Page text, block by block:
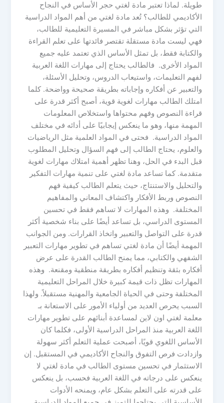
طويلة. لماذا تعتبر مادة لغتي حجر الأساس في النجاح
الأكاديمي للطالب؟ تُعد مادة لغتي من أهم المواد الدراسية
التي تؤثر بشكل مباشر في المسيرة التعليمية للطالب،
فهي ليست مادة مستقلة تقتصر فائدتها على تعلم القراءة
والكتابة فقط، بل تمثل الأساس الذي تعتمد عليه جميع
المواد الأخرى. فالطالب يحتاج إلى مهارات اللغة العربية
لفهم التعليمات، واستيعاب الدروس، وتحليل الأسئلة،
والتعبير عن أفكاره وإجاباته بطريقة صحيحة وواضحة. كلما
امتلك الطالب مهارات لغوية قوية، أصبح أكثر قدرة على
قراءة النصوص وفهم محتواها واستخلاص المعلومات
المهمة منها، وهو ما ينعكس إيجابيًا على أدائه في مختلف
المواد الدراسية. فحتى في المواد العلمية مثل الرياضيات
والعلوم، يحتاج الطالب إلى فهم السؤال وتحليل المطلوب
قبل البدء في الحل، وهنا تظهر أهمية امتلاك مهارات لغوية
متقدمة. كما تساعد مادة لغتي على تنمية مهارات التفكير
والتحليل والاستنتاج، حيث يتعلم الطالب كيفية فهم
النصوص وربط الأفكار واكتشاف المعاني والمفاهيم
المختلفة. وهذه المهارات لا تساهم فقط في تحسين
المستوى الدراسي، بل تساعد أيضًا على بناء شخصية أكثر
قدرة على التواصل والتعبير واتخاذ القرارات. ومن الجوانب
المهمة أيضًا أن مادة لغتي تساهم في تطوير مهارات التعبير
الشفهي والكتابي، مما يمنح الطالب القدرة على عرض
أفكاره بثقة وتنظيم أفكاره بطريقة منطقية ومقنعة. وهذه
المهارات تظل ذات قيمة كبيرة خلال المراحل التعليمية
المختلفة وحتى في الحياة الجامعية والمهنية مستقبلاً. ولهذا
السبب يحرص العديد من أولياء الأمور على الاستعانة بـ
معلمة لغتي اون لاين لمساعدة أبنائهم على تطوير مهارات
اللغة العربية منذ المراحل الدراسية الأولى، فكلما كان
الأساس اللغوي قويًا، أصبحت عملية التعلم أكثر سهولة
وازدادت فرص التفوق والنجاح الأكاديمي في المستقبل. إن
الاستثمار في تحسين مستوى الطالب في مادة لغتي لا
ينعكس على درجاته في اللغة العربية فحسب، بل ينعكس
على قدرته على التعلم بشكل عام، ويمنحه الأدوات